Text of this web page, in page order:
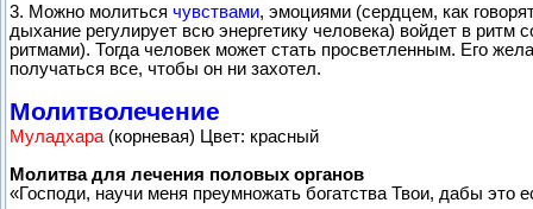
3. Можно молиться чувствами, эмоциями (сердцем, как
дыхание регулирует всю энергетику человека) войдет в
ритмами). Тогда человек может стать просветленным. Его
получаться все, чтобы он ни захотел.
Молитволечение
Муладхара (корневая) Цвет: красный
Молитва для лечения половых органов
«Господи, научи меня преумножать богатства Твои, дабы